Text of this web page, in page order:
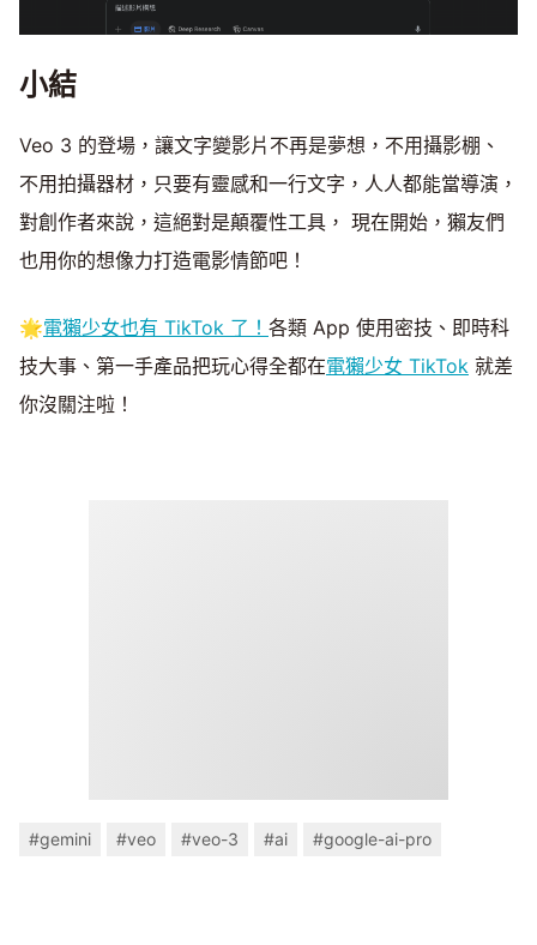
小結
Veo 3 的登場，讓文字變影片不再是夢想，不用攝影棚、
不用拍攝器材，只要有靈感和一行文字，人人都能當導演，
對創作者來說，這絕對是顛覆性工具， 現在開始，獺友們
也用你的想像力打造電影情節吧！
🌟電獺少女也有 TikTok 了！ 各類 App 使用密技、即時科
技大事、第一手產品把玩心得全都在電獺少女 TikTok 就差
你沒關注啦！
#gemini #veo #veo-3 #ai #google-ai-pro